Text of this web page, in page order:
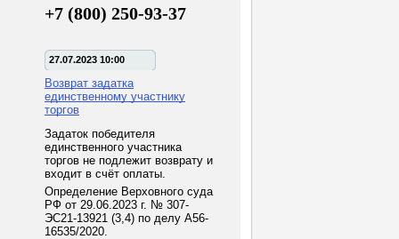
+7 (800) 250-93-37
27.07.2023 10:00
Возврат задатка
единственному участнику
торгов
Задаток победителя
единственного участника
торгов не подлежит возврату и
входит в счёт оплаты.
Определение Верховного суда
РФ от 29.06.2023 г. № 307-
ЭС21-13921 (3,4) по делу А56-
16535/2020.